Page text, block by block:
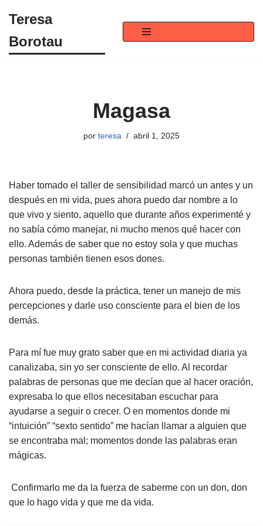
al
Teresa
Borotau
Magasa
por teresa abril 1, 2025
Haber tomado el taller de sensibilidad marcó un antes y un
después en mi vida, pues ahora puedo dar nombre a lo
que vivo y siento, aquello que durante años experimenté y
no sabía cómo manejar, ni mucho menos qué hacer con
ello. Además de saber que no estoy sola y que muchas
personas también tienen esos dones.
Ahora puedo, desde la práctica, tener un manejo de mis
percepciones y darle uso consciente para el bien de los
demás.
Para mí fue muy grato saber que en mi actividad diaria ya
canalizaba, sin yo ser consciente de ello. Al recordar
palabras de personas que me decían que al hacer oración,
expresaba lo que ellos necesitaban escuchar para
ayudarse a seguir o crecer. O en momentos donde mi
“intuición” “sexto sentido” me hacían llamar a alguien que
se encontraba mal; momentos donde las palabras eran
mágicas.
Confirmarlo me da la fuerza de saberme con un don, don
que lo hago vida y que me da vida.